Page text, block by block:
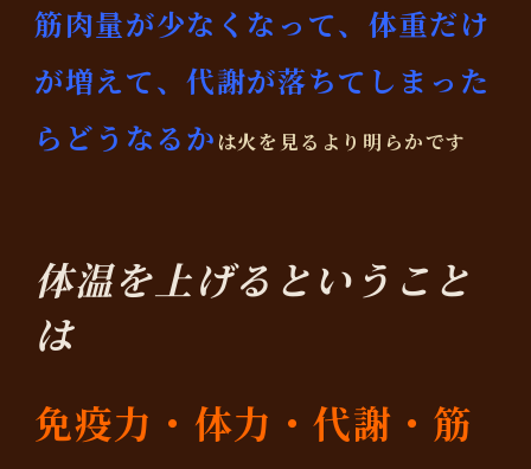
筋肉量が少なくなって、体重だけ
が増えて、代謝が落ちてしまった
らどうなるかは火を見るより明らかです
体温を上げるということ
は
免疫力・体力・代謝・筋